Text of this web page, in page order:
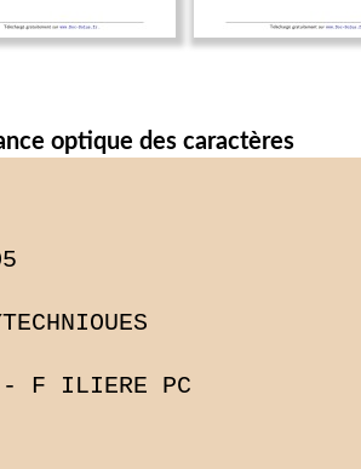
optique des caractères
-- F ILIERE PC